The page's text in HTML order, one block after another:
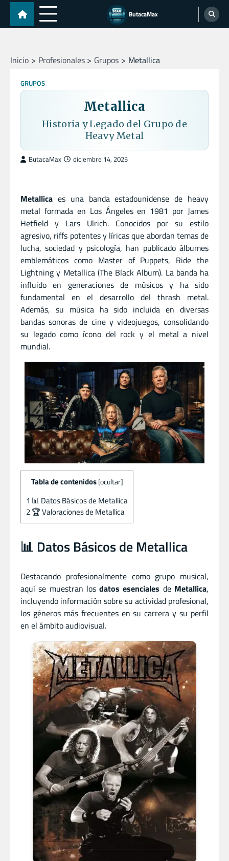
Skip
content
ButacaMax
Inicio Profesionales Grupos Metallica
GRUPOS
Metallica
Historia y Legado del Grupo de
Heavy Metal
ButacaMax diciembre 14, 2025
Metallica es una banda estadounidense de heavy
metal formada en Los Ángeles en 1981 por James
Hetfield y Lars Ulrich. Conocidos por su estilo
agresivo, riffs potentes y líricas que abordan temas de
lucha, sociedad y psicología, han publicado álbumes
emblemáticos como Master of Puppets, Ride the
Lightning y Metallica (The Black Album). La banda ha
influido en generaciones de músicos y ha sido
fundamental en el desarrollo del thrash metal.
Además, su música ha sido incluida en diversas
bandas sonoras de cine y videojuegos, consolidando
su legado como ícono del rock y el metal a nivel
mundial.
Tabla de contenidos [ocultar]
1 📊 Datos Básicos de Metallica
2🏆 Valoraciones de Metallica
📊 Datos Básicos de Metallica
Destacando profesionalmente como grupo musical,
aquí se muestran losdatos esenciales de Metallica,
incluyendo información sobre su actividad profesional,
los géneros más frecuentes en su carrera y su perfil
en el ámbito audiovisual.